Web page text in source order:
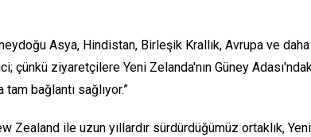
Asya, Hindistan, Birleşik Krallık, Avrupa ve
ziyaretçilere Yeni Zelanda'nın Güney
bağlantı sağlıyor.”
Zealand ile uzun yıllardır sürdürdüğümüz ortaklık,